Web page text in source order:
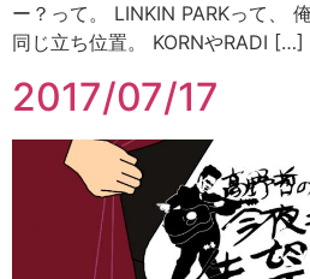
ー？って。 LINKIN PARKって、
同じ立ち位置。 KORNやRADI […]
2017/07/17